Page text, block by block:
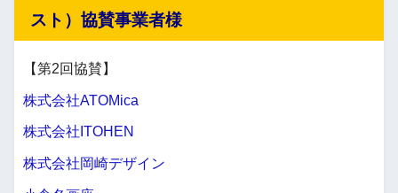
スト）協賛事業者様
【第2回協賛】
株式会社ATOMica
株式会社ITOHEN
株式会社岡崎デザイン